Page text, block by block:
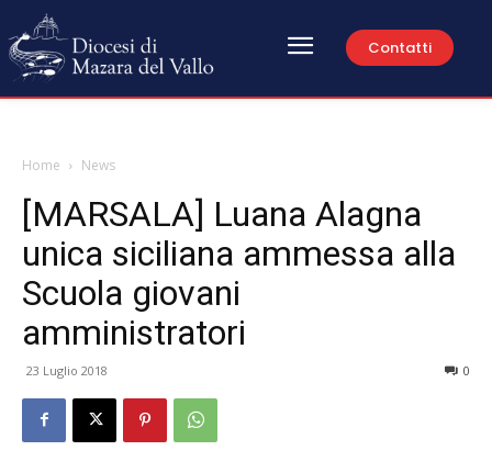
Contatti
Home News
[MARSALA] Luana Alagna
unica siciliana ammessa alla
Scuola giovani
amministratori
23 Luglio 2018 0